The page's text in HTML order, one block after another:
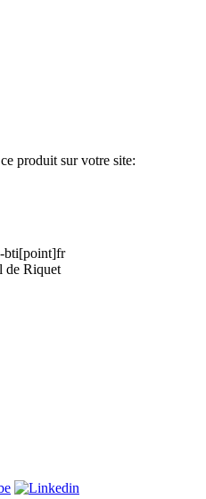
produit sur votre site:
bti[point]fr
de Riquet